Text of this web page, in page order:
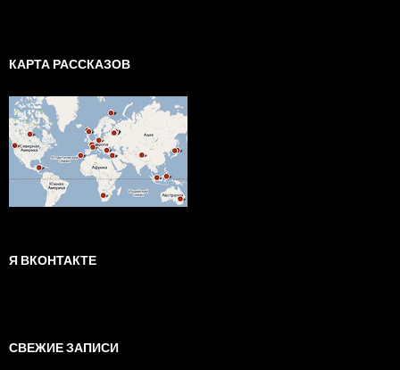
КАРТА РАССКАЗОВ
Я ВКОНТАКТЕ
СВЕЖИЕ ЗАПИСИ